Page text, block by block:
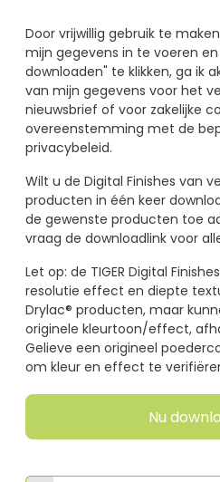
Door vrijwillig gebruik te
mijn gegevens in te voeren en
downloaden" te klikken, ga ik
van mijn gegevens voor het
nieuwsbrief of voor zakelijke
overeenstemming met de
privacybeleid.
Wilt u de Digital Finishes van
producten in één keer
de gewenste producten toe
vraag de downloadlink voor
Let op: de TIGER Digital
resolutie effect en diepte
Drylac® producten, maar
originele kleurtoon/effect,
Gelieve een origineel
om kleur en effect te
Nu